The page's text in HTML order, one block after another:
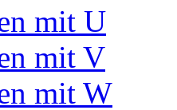
mit U
mit V
mit W